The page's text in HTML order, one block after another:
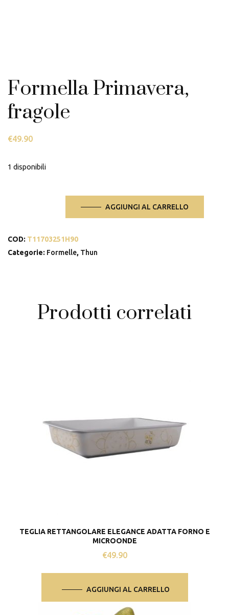
Formella Primavera,
fragole
€49.90
1 disponibili
quantità
AGGIUNGI AL CARRELLO
COD: T11703251H90
Categorie: Formelle, Thun
Prodotti correlati
TEGLIA RETTANGOLARE ELEGANCE ADATTA FORNO E
MICROONDE
€49.90
AGGIUNGI AL CARRELLO